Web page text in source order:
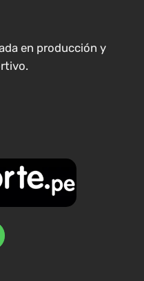
en producción y